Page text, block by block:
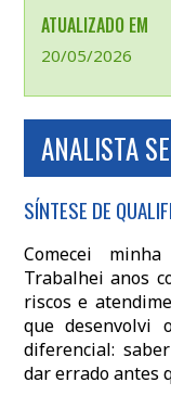
ATUALIZADO EM
20/05/2026
ANALISTA
SÍNTESE DE
Comecei
Trabalhei anos
riscos e
que desenvolvi
diferencial:
dar errado antes